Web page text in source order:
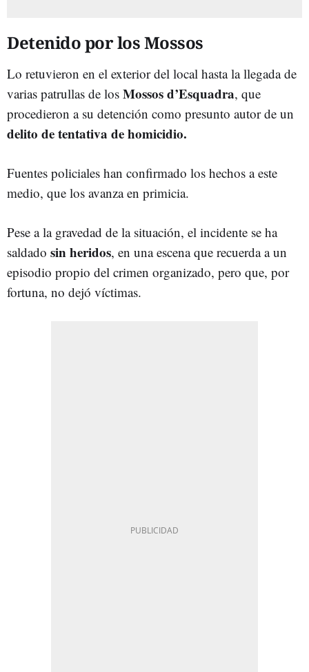
Detenido por los Mossos
Lo retuvieron en el exterior del local hasta la llegada de
varias patrullas de los Mossos d’Esquadra, que
procedieron a su detención como presunto autor de un
delito de tentativa de homicidio.
Fuentes policiales han confirmado los hechos a este
medio, que los avanza en primicia.
Pese a la gravedad de la situación, el incidente se ha
saldado sin heridos, en una escena que recuerda a un
episodio propio del crimen organizado, pero que, por
fortuna, no dejó víctimas.